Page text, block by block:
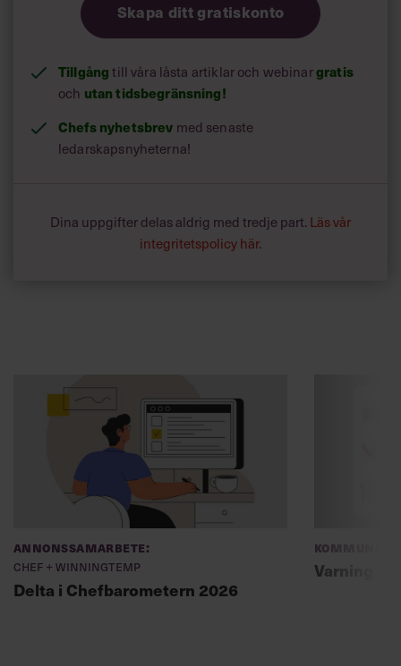
Skapa ditt gratiskonto
Tillgångtill våra låsta artiklar och webinargratis
och utan tidsbegränsning!
Chefs nyhetsbrev med senaste
ledarskapsnyheterna!
Dina uppgifter delas aldrig med tredje part. Läs vår
integritetspolicy här.
Annonssamarbete:
Chef + Winningtemp
Delta i Chefbarometern 2026
Varning